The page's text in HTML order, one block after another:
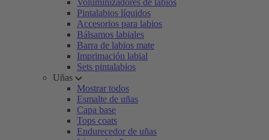
Voluminizadores de labios
Pintalabios líquidos
Accesorios para labios
Bálsamos labiales
Barra de labios mate
Imprimación labial
Sets pintalabios
Uñas
Mostrar todos
Esmalte de uñas
Capa base
Tops coats
Endurecedor de uñas